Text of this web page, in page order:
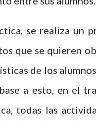
se realiza un
que se quieren
de los
a esto, en el
todas las